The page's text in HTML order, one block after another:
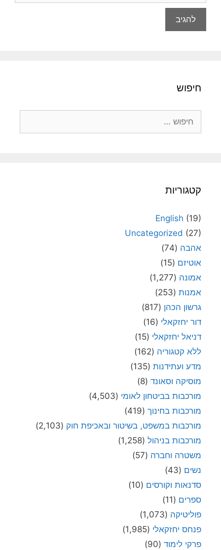
חיפוש
קטגוריות
English (19)
Uncategorized (27)
אהבה (74)
אוטיזם (15)
אמונה (1,277)
אמנות (253)
גרשון הכהן (817)
דור יחזקאלי (16)
דניאל יחזקאלי (15)
ללא קטגוריה (162)
מדע ועתידנות (135)
מוסיקה וסאונד (8)
מורכבות בביטחון לאומי (4,503)
מורכבות בחינוך (419)
מורכבות במשפט, בשיטור ובאכיפת חוק (2,103)
מורכבות בניהול (1,258)
משטרה וחברה (57)
נשים (43)
סדנאות וקורסים (10)
ספרים (11)
פוליטיקה (1,073)
פנחס יחזקאלי (1,985)
פרקי לימוד (90)